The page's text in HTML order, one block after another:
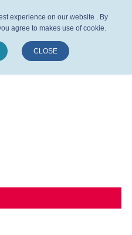
experience on our website . By
agree to makes use of cookie.
CLOSE